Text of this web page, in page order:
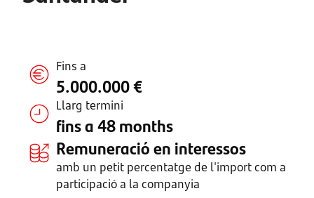
Fins a
5.000.000 €
Llarg termini
fins a 48 months
Remuneració en interessos
amb un petit percentatge de l'import com a
participació a la companyia